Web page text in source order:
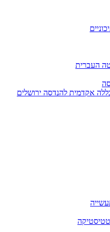
העברית
אקדמית להנדסה ירושלים